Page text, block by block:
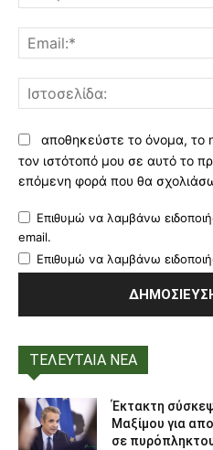
αποθηκεύστε το όνομα, το
τον ιστότοπό μου σε αυτό το
επόμενη φορά που θα
Επιθυμώ να λαμβάνω
email.
Επιθυμώ να λαμβάνω
ΤΕΛΕΥΤΑΙΑ ΝΕΑ
Έκτακτη
Μαξίμου για
σε